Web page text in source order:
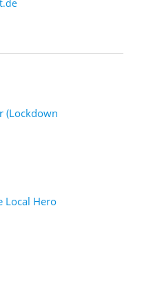
(Lockdown
Local Hero